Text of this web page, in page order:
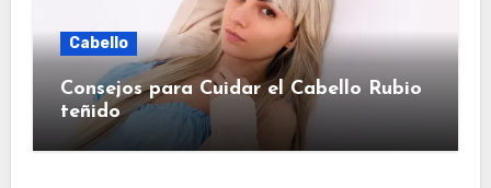
Cabello
Consejos para Cuidar el Cabello Rubio
teñido